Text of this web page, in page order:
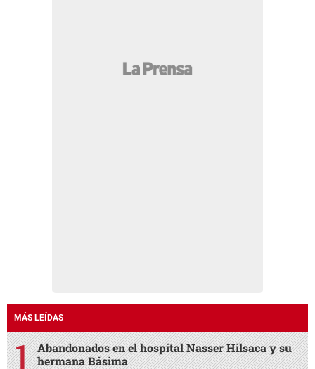
MÁS LEÍDAS
Abandonados en el hospital Nasser Hilsaca y su
hermana Básima